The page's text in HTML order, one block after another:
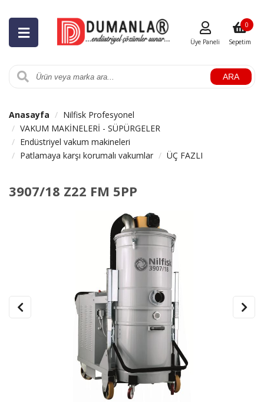
ARA
Üye Paneli Sepetim
0
Anasayfa
Nilfisk Profesyonel
VAKUM MAKİNELERİ - SÜPÜRGELER
Endüstriyel vakum makineleri
Patlamaya karşı korumalı vakumlar
ÜÇ FAZLI
3907/18 Z22 FM 5PP